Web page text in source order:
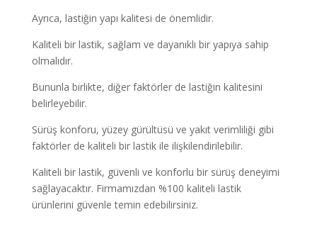
Ayrıca, lastiğin yapı kalitesi de önemlidir.
Kaliteli bir lastik, sağlam ve dayanıklı bir yapıya sahip
olmalıdır.
Bununla birlikte, diğer faktörler de lastiğin kalitesini
belirleyebilir.
Sürüş konforu, yüzey gürültüsü ve yakıt verimliliği gibi
faktörler de kaliteli bir lastik ile ilişkilendirilebilir.
Kaliteli bir lastik, güvenli ve konforlu bir sürüş deneyimi
sağlayacaktır. Firmamızdan %100 kaliteli lastik
ürünlerini güvenle temin edebilirsiniz.